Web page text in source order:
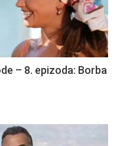
– 8. epizoda: Borba